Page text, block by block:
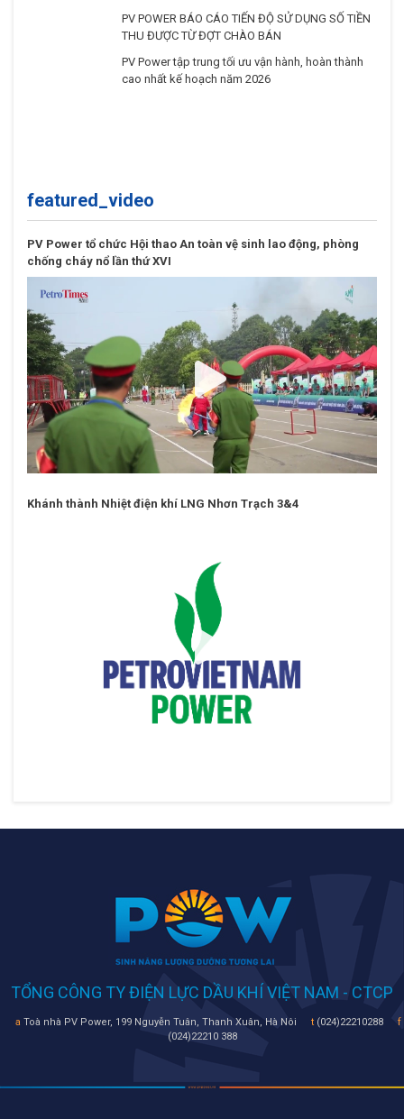
PV POWER BÁO CÁO TIẾN ĐỘ SỬ DỤNG SỐ TIỀN
THU ĐƯỢC TỪ ĐỢT CHÀO BÁN
PV Power tập trung tối ưu vận hành, hoàn thành
cao nhất kế hoạch năm 2026
featured_video
PV Power tổ chức Hội thao An toàn vệ sinh lao động, phòng
chống cháy nổ lần thứ XVI
Khánh thành Nhiệt điện khí LNG Nhơn Trạch 3&4
TỔNG CÔNG TY ĐIỆN LỰC DẦU KHÍ VIỆT NAM - CTCP
a Toà nhà PV Power, 199 Nguyễn Tuân, Thanh Xuân, Hà Nôi t(024)22210288
f
(024)22210 388